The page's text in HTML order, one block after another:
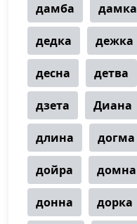
дамба дамка
дедка дежка
десна детва
дзета Диана
длина догма
дойра домна
донна дорка